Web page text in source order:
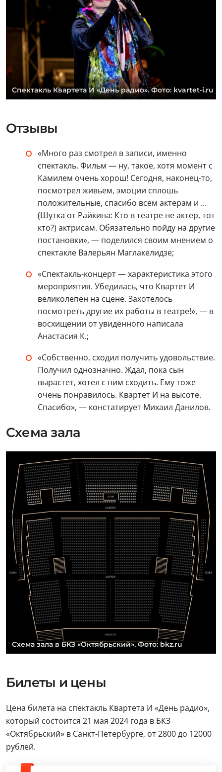
Спектакль Квартета И «День радио». Фото: kvartet-i.ru
Отзывы
«Много раз смотрел в записи, именно
спектакль. Фильм — ну, такое, хотя момент с
Камилем очень хорош! Сегодня, наконец-то,
посмотрел живьем, эмоции сплошь
положительные, спасибо всем актерам и …
(Шутка от Райкина: Кто в театре не актер, тот
кто?) актрисам. Обязательно пойду на другие
постановки», — поделился своим мнением о
спектакле Валерьян Маглакелидзе;
«Спектакль-концерт — характеристика этого
мероприятия. Убедилась, что Квартет И
великолепен на сцене. Захотелось
посмотреть другие их работы в театре!», — в
восхищении от увиденного написала
Анастасия К.;
«Собственно, сходил получить удовольствие.
Получил однозначно. Ждал, пока сын
вырастет, хотел с ним сходить. Ему тоже
очень понравилось. Квартет И на высоте.
Спасибо», — констатирует Михаил Данилов.
Схема зала
Схема зала в БКЗ «Октябрьский». Фото: bkz.ru
Билеты и цены
Цена билета на спектакль Квартета И «День радио»,
который состоится 21 мая 2024 года в БКЗ
«Октябрьский» в Санкт-Петербурге, от 2800 до 12000
рублей.